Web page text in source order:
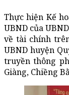
Thực hiện Kế
UBND của
về tài chính
UBND huyện
truyền thông
Giàng, Chiềng